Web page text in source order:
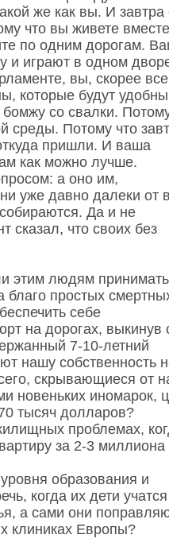
же как вы. И завтра
что вы живете
по одним дорогам.
и играют в одном
вы, скорее
которые будут удобны
со свалки.
среды. Потому что
пришли. И ваша
как можно лучше.
а оно им,
уже давно далеки от
Да и не
сказал, что своих без
этим людям принимать
благо простых
себе
на дорогах, выкинув
7-10-летний
нашу собственность
скрывающиеся от
новеньких иномарок,
тысяч долларов?
проблемах,
за 2-3 миллиона
образования и
когда их дети
а сами они
клиниках Европы?